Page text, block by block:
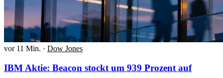
vor 11 Min. · Dow Jones
IBM Aktie: Beacon stockt um 939 Prozent auf